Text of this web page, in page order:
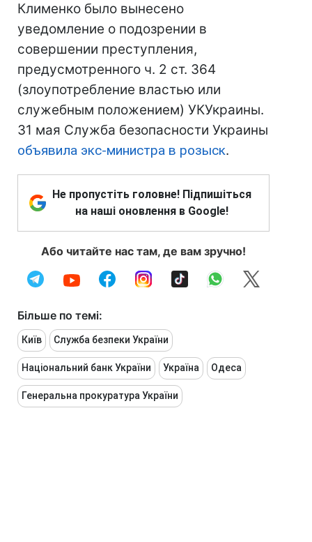
Клименко было вынесено
уведомление о подозрении в
совершении преступления,
предусмотренного ч. 2 ст. 364
(злоупотребление властью или
служебным положением) УКУкраины.
31 мая Служба безопасности Украины
объявила экс-министра в розыск.
Не пропустіть головне! Підпишіться
на наші оновлення в Google!
Або читайте нас там, де вам зручно!
Більше по темі:
Київ Служба безпеки України
Національний банк України Україна Одеса
Генеральна прокуратура України